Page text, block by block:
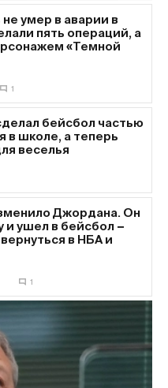
умер в аварии в
пять операций, а
«Темной
1
бейсбол частью
в школе, а теперь
веселья
Джордана. Он
и ушел в бейсбол −
в НБА и
1